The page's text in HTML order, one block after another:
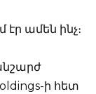
ամեն ինչ։
ի հետ